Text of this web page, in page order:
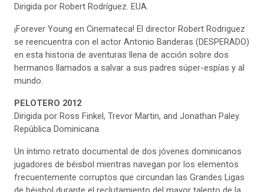
Dirigida por Robert Rodríguez. EUA.
¡Forever Young en Cinemateca! El director Robert Rodriguez
se reencuentra con el actor Antonio Banderas (DESPERADO)
en esta historia de aventuras llena de acción sobre dos
hermanos llamados a salvar a sus padres súper-espías y al
mundo.
PELOTERO 2012
Dirigida por Ross Finkel, Trevor Martin, and Jonathan Paley.
República Dominicana.
Un íntimo retrato documental de dos jóvenes dominicanos
jugadores de béisbol mientras navegan por los elementos
frecuentemente corruptos que circundan las Grandes Ligas